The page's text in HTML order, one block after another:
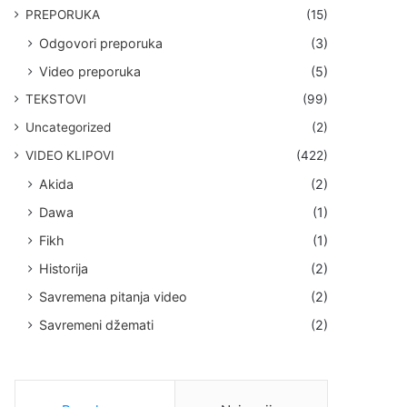
PREPORUKA (15)
Odgovori preporuka
(3)
Video preporuka
(5)
TEKSTOVI
(99)
Uncategorized
(2)
VIDEO KLIPOVI
(422)
Akida
(2)
Dawa
(1)
Fikh
(1)
Historija
(2)
Savremena pitanja video
(2)
Savremeni džemati
(2)